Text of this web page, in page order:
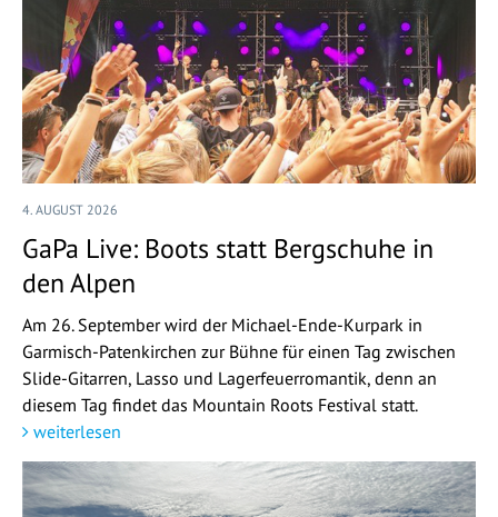
4. AUGUST 2026
GaPa Live: Boots statt Bergschuhe in
den Alpen
Am 26. September wird der Michael-Ende-Kurpark in
Garmisch-Patenkirchen zur Bühne für einen Tag zwischen
Slide-Gitarren, Lasso und Lagerfeuerromantik, denn an
diesem Tag findet das Mountain Roots Festival statt.
weiterlesen